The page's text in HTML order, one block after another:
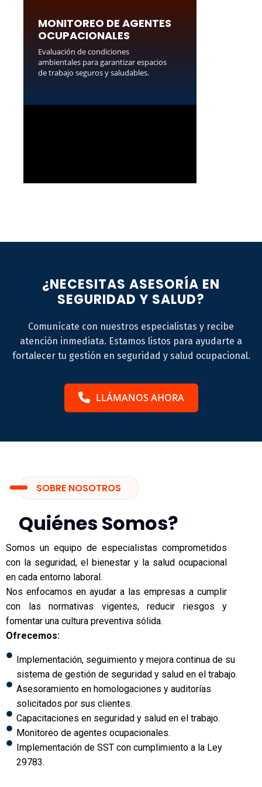
MONITOREO DE AGENTES
OCUPACIONALES
Evaluación de condiciones
ambientales para garantizar espacios
de trabajo seguros y saludables.
¿NECESITAS ASESORÍA EN
SEGURIDAD Y SALUD?
Comunícate con nuestros especialistas y recibe
atención inmediata. Estamos listos para ayudarte a
fortalecer tu gestión en seguridad y salud ocupacional.
LLÁMANOS AHORA
SOBRE NOSOTROS
Quiénes Somos?
Somos un equipo de especialistas comprometidos
con la seguridad, el bienestar y la salud ocupacional
en cada entorno laboral.
Nos enfocamos en ayudar a las empresas a cumplir
con las normativas vigentes, reducir riesgos y
fomentar una cultura preventiva sólida.
Ofrecemos:
Implementación, seguimiento y mejora continua de su
sistema de gestión de seguridad y salud en el trabajo.
Asesoramiento en homologaciones y auditorías
solicitados por sus clientes.
Capacitaciones en seguridad y salud en el trabajo.
Monitoreo de agentes ocupacionales.
Implementación de SST con cumplimiento a la Ley
29783.